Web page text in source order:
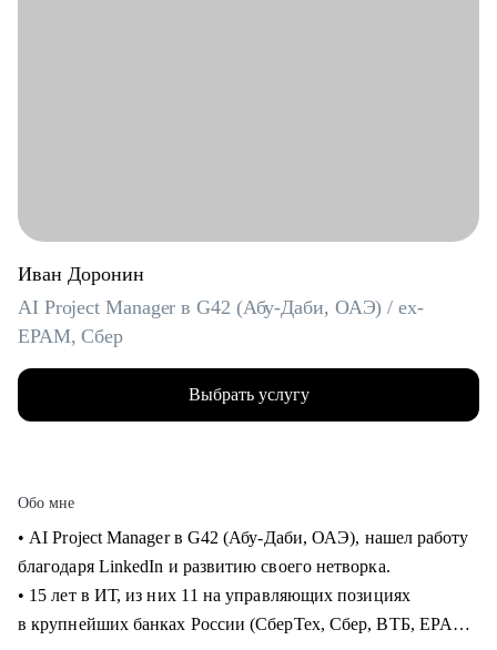
Иван Доронин
AI Project Manager в G42 (Абу-Даби, ОАЭ) / ex-
EPAM, Сбер
Выбрать услугу
Обо мне
• AI Project Manager в G42 (Абу-Даби, ОАЭ), нашел работу
благодаря LinkedIn и развитию своего нетворка.
• 15 лет в ИТ, из них 11 на управляющих позициях
в крупнейших банках России (СберТех, Сбер, ВТБ, EPAM).